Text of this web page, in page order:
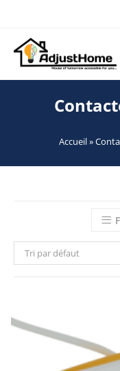
Accueil»
Tri par défaut